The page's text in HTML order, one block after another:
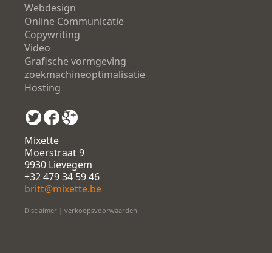
Webdesign
Online Communicatie
Copywriting
Video
Grafische vormgeving
zoekmachineoptimalisatie
Hosting
Mixette
Moerstraat 9
9930 Lievegem
+32 479 34 59 46
britt@mixette.be
Disclaimer | verkoopsvoorwaarden